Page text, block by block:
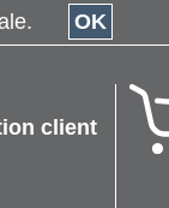
client
OK